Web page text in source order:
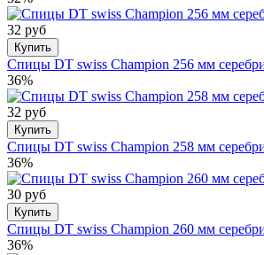
32 руб
Купить
Спицы DT swiss Champion 256 мм
36%
32 руб
Купить
Спицы DT swiss Champion 258 мм
36%
30 руб
Купить
Спицы DT swiss Champion 260 мм
36%